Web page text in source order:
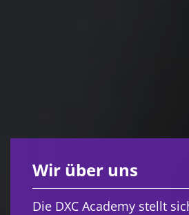
Wir über uns
Die DXC Academy stellt